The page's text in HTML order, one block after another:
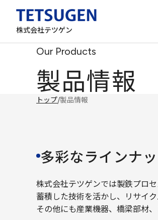
株式会社テツゲン
Our Products
製品情報
トップ/製品情報
多彩なラインナ
株式会社テツゲンでは製鉄プロ
蓄積した技術を活かし、リサイ
その他にも産業機器、橋梁部材